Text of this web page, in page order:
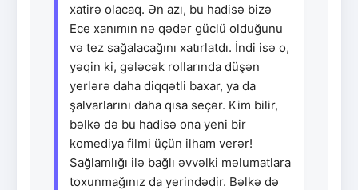
xatirə olacaq. Ən azı, bu hadisə bizə
Ece xanımın nə qədər güclü olduğunu
və tez sağalacağını xatırlatdı. İndi isə o,
yəqin ki, gələcək rollarında düşən
yerlərə daha diqqətli baxar, ya da
şalvarlarını daha qısa seçər. Kim bilir,
bəlkə də bu hadisə ona yeni bir
komediya filmi üçün ilham verər!
Sağlamlığı ilə bağlı əvvəlki məlumatlara
toxunmağınız da yerindədir. Bəlkə də